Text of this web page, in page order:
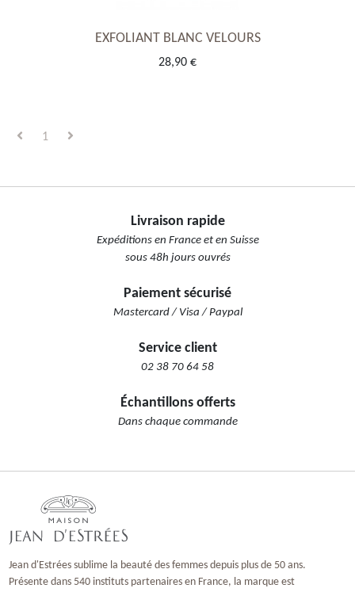
EXFOLIANT BLANC VELOURS
28,90 €
1
Livraison rapide
Expéditions en France et en Suisse
sous 48h jours ouvrés
Paiement sécurisé
Mastercard / Visa / Paypal
Service client
02 38 70 64 58
Échantillons offerts
Dans chaque commande
Jean d'Estrées sublime la beauté des femmes depuis plus de 50 ans.
Présente dans 540 instituts partenaires en France, la marque est